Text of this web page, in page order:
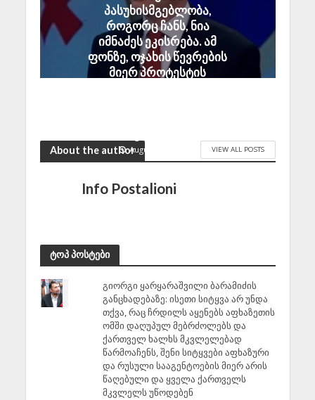
პასუხისმგებლობა,
როგორც ჩანს, ნია
იმნაძეს ეკისრება. ამ
ფონზე, ოჯახის წევრების
მიერ პროტესტის
August 7, 2026
About the author VIEW ALL POSTS
Info Postalioni
ტოპ პოსტები
გიორგი ყარყარაშვილი ბარამიძის
განცხადებაზე: ისეთი სიტყვა არ უნდა
თქვა, რაც ჩრდილს აყენებს აფხაზეთის
ომში დაღუპულ მებრძოლებს და
ქართველ ხალხს მკვლელებად
წარმოაჩენს, შენი სიტყვები აფხაზური
და რუსული სააგენტოების მიერ არის
წაღებული და ყველა ქართველს
მკვლელს უწოდებენ